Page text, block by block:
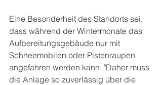
Eine Besonderheit des Standorts sei,
dass während der Wintermonate das
Aufbereitungsgebäude nur mit
Schneemobilen oder Pistenraupen
angefahren werden kann. "Daher muss
die Anlage so zuverlässig über die